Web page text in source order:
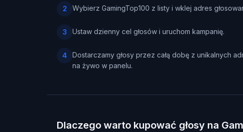
2 Wybierz GamingTop100 z listy i wklej adres
3 Ustaw dzienny cel głosów i uruchom kampanię.
4
Dostarczamy głosy przez całą dobę z unikalnych
na żywo w panelu.
Dlaczego warto kupować głosy na